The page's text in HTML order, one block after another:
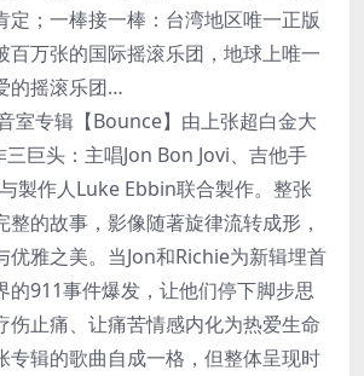
定；一棒接一棒：台湾地区唯一正版
百万张的国际摇滚乐团，地球上唯一
的摇滚乐团…
室专辑【Bounce】由上张超白金大
巨头：主唱Jon Bon Jovi、吉他手
製作人Luke Ebbin联合製作。整张
整的故事，影像随著旋律流转成形，
优雅之美。当Jon和Richie为新辑埋首
的911事件爆发，让他们停下脚步思
伤止痛、让痛苦情感内化为热爱生命
专辑的歌曲自成一格，但整体呈现时